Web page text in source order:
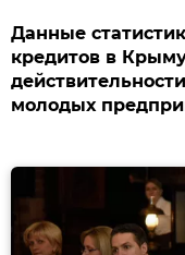
Данные
кредитов в
молодых